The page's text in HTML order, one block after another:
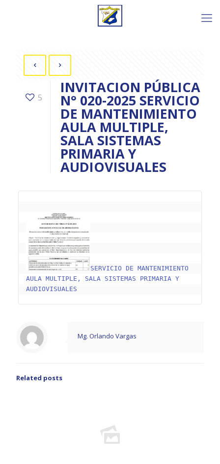
5
INVITACION PÚBLICA
N° 020-2025 SERVICIO
DE MANTENIMIENTO
AULA MULTIPLE,
SALA SISTEMAS
PRIMARIA Y
AUDIOVISUALES
SERVICIO DE MANTENIMIENTO
AULA MULTIPLE, SALA SISTEMAS PRIMARIA Y
AUDIOVISUALES
Mg. Orlando Vargas
Related posts